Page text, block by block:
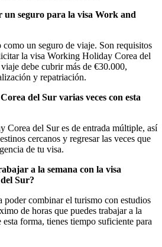
seguro para la visa Work and
un seguro de viaje. Son requisitos
la visa Working Holiday Corea del
debe cubrir más de €30.000,
y repatriación.
del Sur varias veces con esta
Corea del Sur es de entrada múltiple, así
cercanos y regresar las veces que
de tu visa.
a la semana con la visa
Sur?
poder combinar el turismo con estudios
de horas que puedes trabajar a la
esta forma, tienes tiempo suficiente para